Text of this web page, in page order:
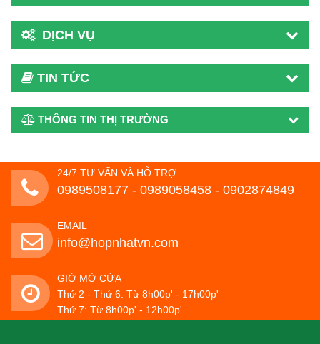
DỊCH VỤ
TIN TỨC
THÔNG TIN THỊ TRƯỜNG
24/7 TƯ VẤN VÀ HỖ TRỢ
0989508177 - ‭0989058458‬ - 0902874849
EMAIL
info@hopnhatvn.com
GIỜ MỞ CỬA
Thứ 2 - Thứ 6: Từ 8h00p' - 17h00p'
Thứ 7: Từ 8h00p' - 12h00p'